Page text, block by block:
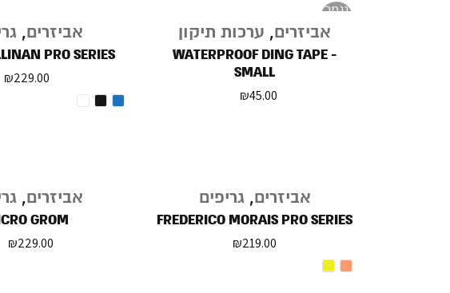
נגמר
במלאיאביזרים, ערכות תיקון
WATERPROOF DING TAPE -
SMALL
₪45.00
אביזרים,
PRO SERIES
₪229.00
אביזרים, גריפים
FREDERICO MORAIS PRO SERIES
₪219.00
אביזרים,
GROM
₪229.00